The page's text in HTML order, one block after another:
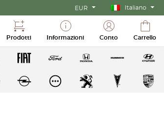
EUR Italiano
Prodotti Informazioni Conto Carrello